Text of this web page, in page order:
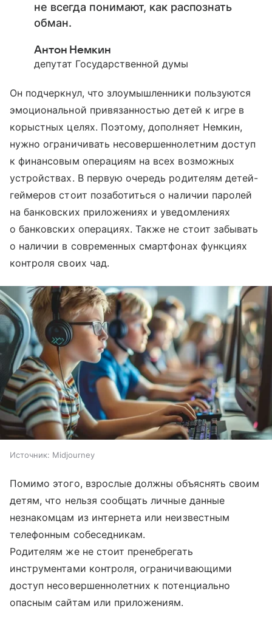
не всегда понимают, как распознать
обман.
Антон Немкин
депутат Государственной думы
Он подчеркнул, что злоумышленники пользуются
эмоциональной привязанностью детей к игре в
корыстных целях. Поэтому, дополняет Немкин,
нужно ограничивать несовершеннолетним доступ
к финансовым операциям на всех возможных
устройствах. В первую очередь родителям детей-
геймеров стоит позаботиться о наличии паролей
на банковских приложениях и уведомлениях
о банковских операциях. Также не стоит забывать
о наличии в современных смартфонах функциях
контроля своих чад.
Источник: Midjourney
Помимо этого, взрослые должны объяснять своим
детям, что нельзя сообщать личные данные
незнакомцам из интернета или неизвестным
телефонным собеседникам.
Родителям же не стоит пренебрегать
инструментами контроля, ограничивающими
доступ несовершеннолетних к потенциально
опасным сайтам или приложениям.